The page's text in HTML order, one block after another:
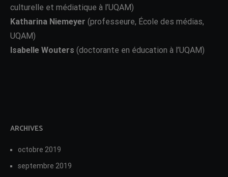
culturelle et médiatique à l’UQAM)
Katharina Niemeyer (professeure, École des médias,
UQAM)
Isabelle Wouters (doctorante en éducation à l’UQAM)
ARCHIVES
octobre 2019
septembre 2019